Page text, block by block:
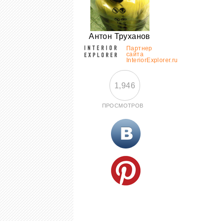
Антон Труханов
Партнер
сайта
InteriorExplorer.ru
1,946
ПРОСМОТРОВ